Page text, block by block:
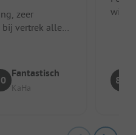
zeer
vertrek alles
Fantastisch
KaHa
8.7